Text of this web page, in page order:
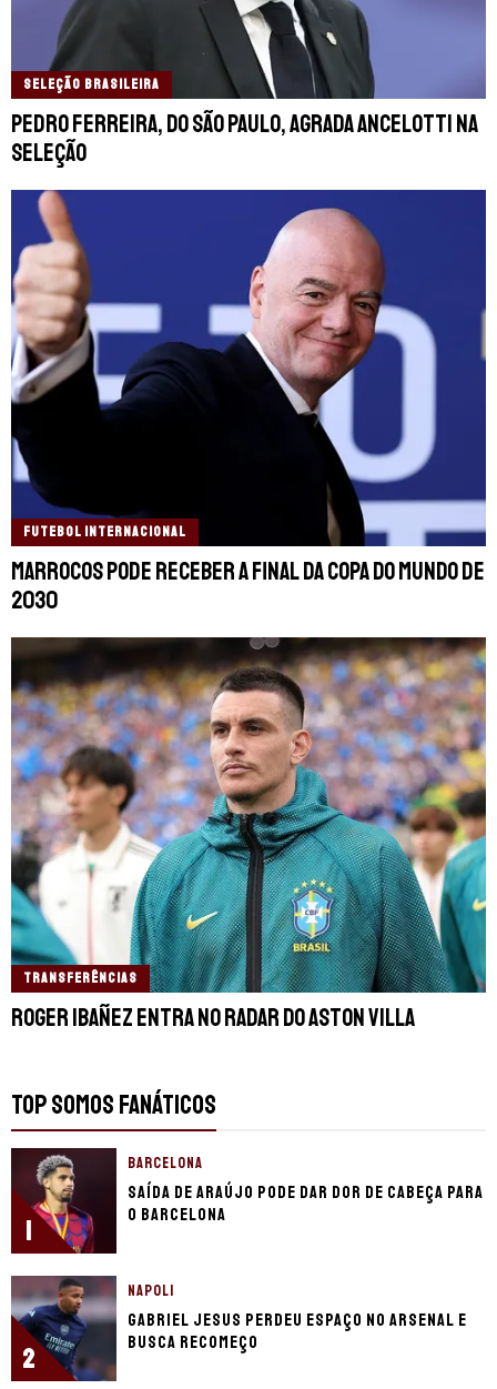
SELEÇÃO BRASILEIRA
Pedro Ferreira, do São Paulo, agrada Ancelotti na
seleção
FUTEBOL INTERNACIONAL
Marrocos pode receber a final da Copa do Mundo de
2030
TRANSFERÊNCIAS
Roger Ibañez entra no radar do Aston Villa
TOP SOMOS FANÁTICOS
1
BARCELONA
Saída de Araújo pode dar dor de cabeça para
o Barcelona
2
NAPOLI
Gabriel Jesus perdeu espaço no Arsenal e
busca recomeço